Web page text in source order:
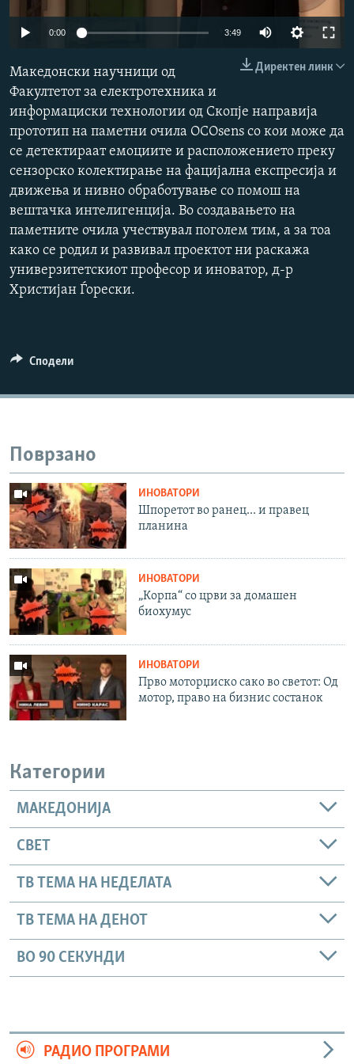
РСЕ веб страници
Auto 360p 480p
720p
0:00 3:49
480p
1080p
Директен линк
Македонски научници од
Факултетот за електротехника и
информациски технологии од Скопје направија
прототип на паметни очила OCOsens со кои може да
се детектираат емоциите и расположението преку
сензорско колектирање на фацијална експресија и
движења и нивно обработување со помош на
вештачка интелигенција. Во создавањето на
паметните очила учествувал поголем тим, а за тоа
како се родил и развивал проектот ни раскажа
универзитетскиот професор и иноватор, д-р
Христијан Ѓорески.
Сподели
Поврзано
ИНОВАТОРИ
Шпоретот во ранец... и правец
планина
ИНОВАТОРИ
„Корпа“ со црви за домашен
биохумус
ИНОВАТОРИ
Прво моторџиско сако во светот: Од
мотор, право на бизнис состанок
Категории
МАКЕДОНИЈА
СВЕТ
ТВ ТЕМА НА НЕДЕЛАТА
ТВ ТЕМА НА ДЕНОТ
ВО 90 СЕКУНДИ
РАДИО ПРОГРАМИ